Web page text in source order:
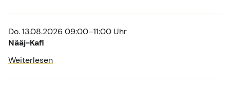
Do. 13.08.2026 09:00–11:00 Uhr
Nääj-Kafi
Weiterlesen